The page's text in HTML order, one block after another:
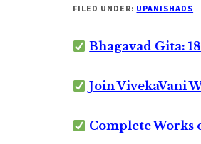
FILED UNDER: UPANISHADS
Bhagavad Gita:
Join VivekaVani
Complete Works